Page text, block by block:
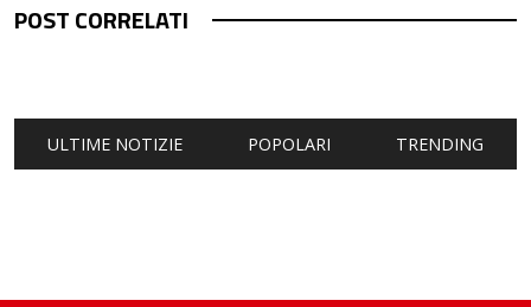
POST CORRELATI
ULTIME NOTIZIE POPOLARI TRENDING